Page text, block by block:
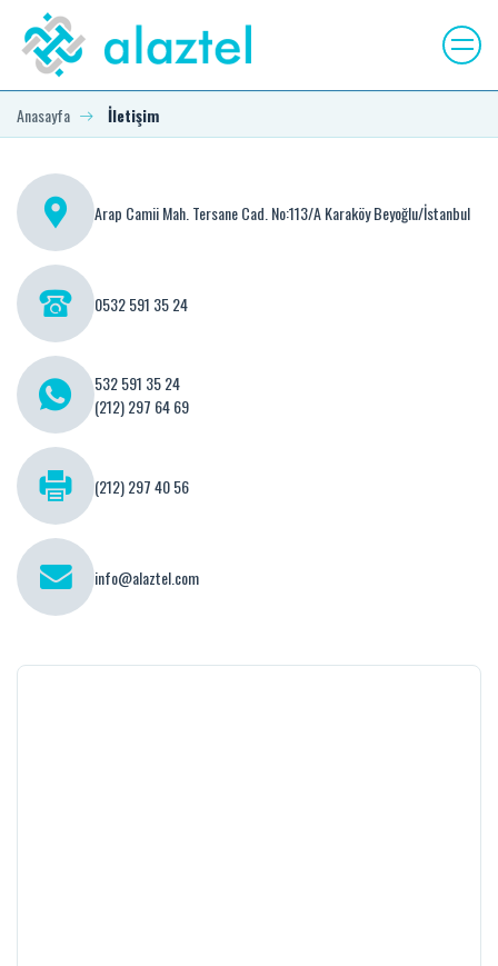
Anasayfa İletişim
Arap Camii Mah. Tersane Cad. No:113/A Karaköy Beyoğlu/İstanbul
0532 591 35 24
532 591 35 24
(212) 297 64 69
(212) 297 40 56
info@alaztel.com